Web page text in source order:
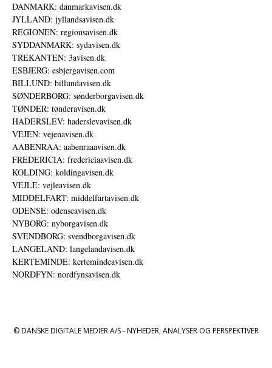
DANMARK: danmarkavisen.dk
JYLLAND: jyllandsavisen.dk
REGIONEN: regionsavisen.dk
SYDDANMARK: sydavisen.dk
TREKANTEN: 3avisen.dk
ESBJERG: esbjergavisen.com
BILLUND: billundavisen.dk
SØNDERBORG: sønderborgavisen.dk
TØNDER: tønderavisen.dk
HADERSLEV: haderslevavisen.dk
VEJEN: vejenavisen.dk
AABENRAA: aabenraaavisen.dk
FREDERICIA: fredericiaavisen.dk
KOLDING: koldingavisen.dk
VEJLE: vejleavisen.dk
MIDDELFART: middelfartavisen.dk
ODENSE: odenseavisen.dk
NYBORG: nyborgavisen.dk
SVENDBORG: svendborgavisen.dk
LANGELAND: langelandavisen.dk
KERTEMINDE: kertemindeavisen.dk
NORDFYN: nordfynsavisen.dk
© DANSKE DIGITALE MEDIER A/S - NYHEDER, ANALYSER OG PERSPEKTIVER